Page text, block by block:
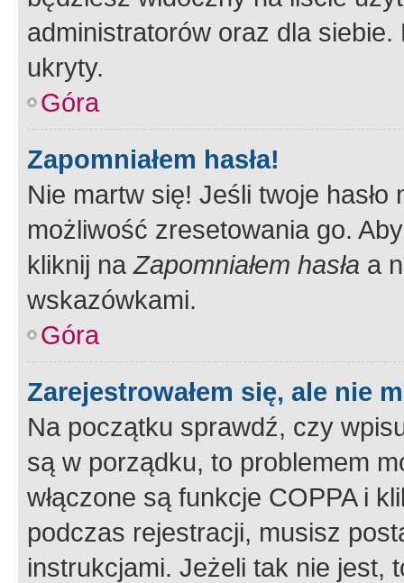
administratorów oraz dla
ukryty.
Góra
Zapomniałem hasła!
Nie martw się! Jeśli twoje
możliwość zresetowania go.
kliknij naZapomniałem hasła a
wskazówkami.
Góra
Zarejestrowałem się, ale nie
Na początku sprawdź, czy
są w porządku, to problemem
włączone są funkcje COPPA i
podczas rejestracji, musisz
instrukcjami. Jeżeli tak nie jest,